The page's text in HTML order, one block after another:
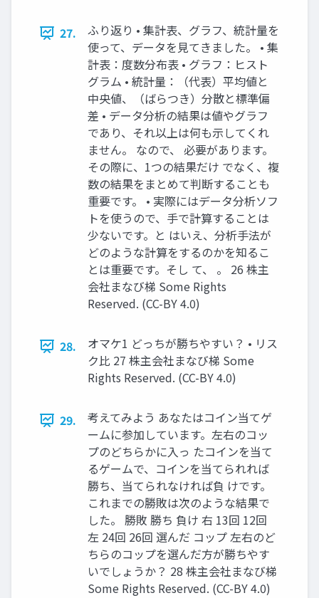
27.
ふり返り • 集計表、グラフ、統計量を
使って、データを見てきました。 • 集
計表：度数分布表 • グラフ：ヒスト
グラム • 統計量：（代表）平均値と
中央値、（ばらつき）分散と標準偏
差 • データ分析の結果は値やグラフ
であり、それ以上は何も示してくれ
ません。 なので、 必要があります。
その際に、1つの結果だけ でなく、複
数の結果をまとめて判断することも
重要です。 • 実際にはデータ分析ソフ
トを使うので、手で計算することは
少ないです。と はいえ、分析手法が
どのような計算をするのかを知るこ
とは重要です。そし て、 。 26 株主
会社まなび梯 Some Rights
Reserved. (CC-BY 4.0)
28.
オマケ1 どっちが勝ちやすい？ • リス
ク比 27 株主会社まなび梯 Some
Rights Reserved. (CC-BY 4.0)
29.
考えてみよう あなたはコイン当てゲ
ームに参加しています。左右のコッ
プのどちらかに入っ たコインを当て
るゲームで、コインを当てられれば
勝ち、当てられなければ負 けです。
これまでの勝敗は次のような結果で
した。 勝敗 勝ち 負け 右 13回 12回
左 24回 26回 選んだ コップ 左右のど
ちらのコップを選んだ方が勝ちやす
いでしょうか？ 28 株主会社まなび梯
Some Rights Reserved. (CC-BY 4.0)